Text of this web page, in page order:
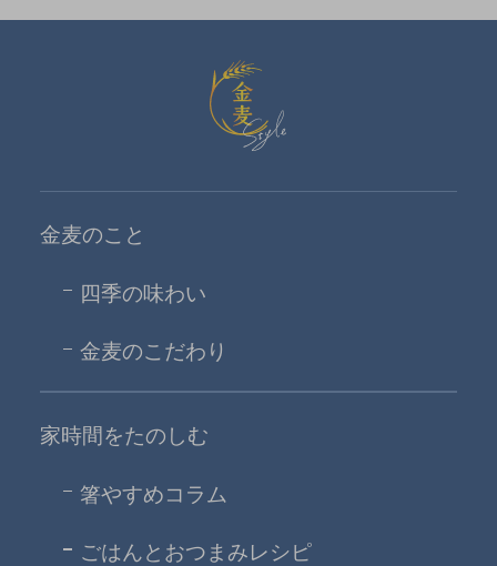
金麦のこと
四季の味わい
金麦のこだわり
家時間をたのしむ
箸やすめコラム
ごはんとおつまみレシピ